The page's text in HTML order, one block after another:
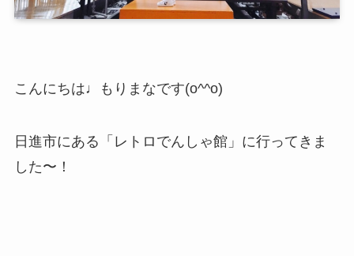
こんにちは♩もりまなです(o^^o)
日進市にある「レトロでんしゃ館」に行ってきま
した〜！